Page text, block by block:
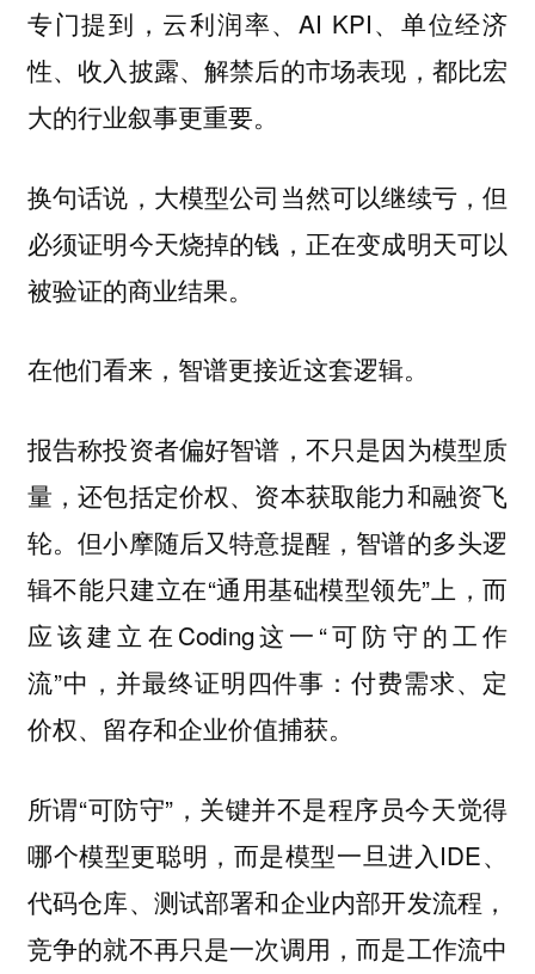
专门提到，云利润率、AI KPI、单位经济
性、收入披露、解禁后的市场表现，都比宏
大的行业叙事更重要。
换句话说，大模型公司当然可以继续亏，但
必须证明今天烧掉的钱，正在变成明天可以
被验证的商业结果。
在他们看来，智谱更接近这套逻辑。
报告称投资者偏好智谱，不只是因为模型质
量，还包括定价权、资本获取能力和融资飞
轮。但小摩随后又特意提醒，智谱的多头逻
辑不能只建立在“通用基础模型领先”上，而
应该建立在Coding这一“可防守的工作
流”中，并最终证明四件事：付费需求、定
价权、留存和企业价值捕获。
所谓“可防守”，关键并不是程序员今天觉得
哪个模型更聪明，而是模型一旦进入IDE、
代码仓库、测试部署和企业内部开发流程，
竞争的就不再只是一次调用，而是工作流中